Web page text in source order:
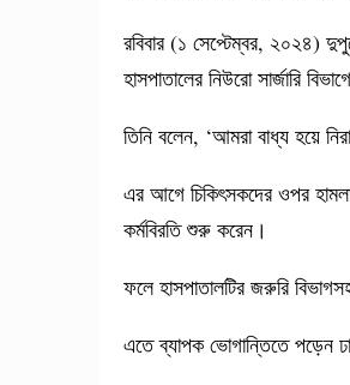
রবিবার (১ সেপ্টেম্বর, ২০২৪)
হাসপাতালের নিউরো সার্জারি
তিনি বলেন, ‘আমরা বাধ্য হয়ে
এর আগে চিকিৎসকদের ওপর
কর্মবিরতি শুরু করেন।
ফলে হাসপাতালটির জরুরি
এতে ব্যাপক ভোগান্তিতে পড়েন